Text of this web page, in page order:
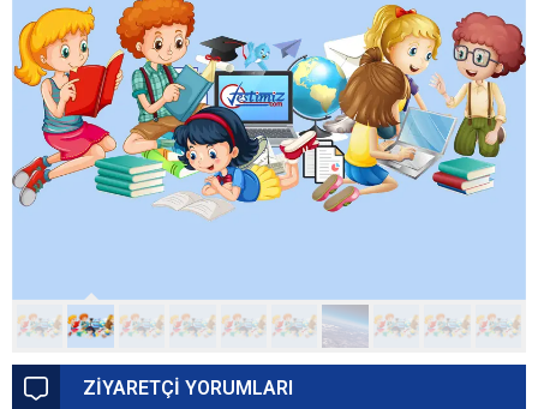
ZİYARETÇİ YORUMLARI